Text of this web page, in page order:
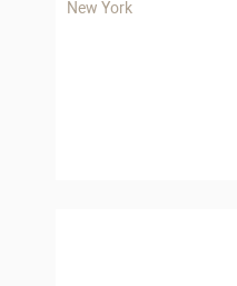
New York